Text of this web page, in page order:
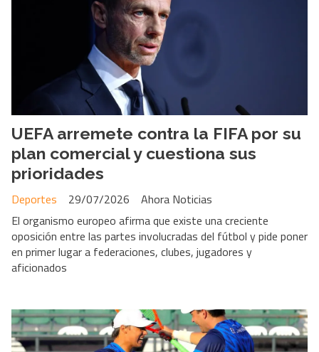
UEFA arremete contra la FIFA por su
plan comercial y cuestiona sus
prioridades
Ahora Noticias
Deportes
29/07/2026
El organismo europeo afirma que existe una creciente
oposición entre las partes involucradas del fútbol y pide poner
en primer lugar a federaciones, clubes, jugadores y
aficionados